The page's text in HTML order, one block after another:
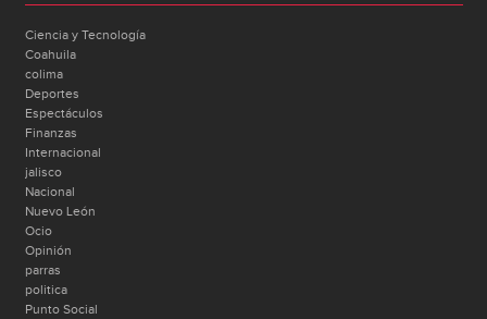
Ciencia y Tecnología
Coahuila
colima
Deportes
Espectáculos
Finanzas
Internacional
jalisco
Nacional
Nuevo León
Ocio
Opinión
parras
politica
Punto Social